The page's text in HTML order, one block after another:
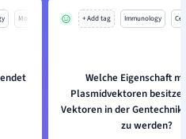
Mo + Add tag Immunology
Welche Eigenschaft
Plasmidvektoren
Vektoren in der
zu werden?